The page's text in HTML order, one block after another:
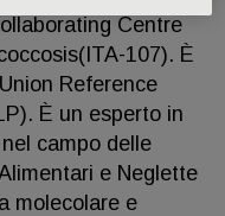
Centre
107). È
Reference
È un esperto in
campo delle
e Neglette
molecolare e